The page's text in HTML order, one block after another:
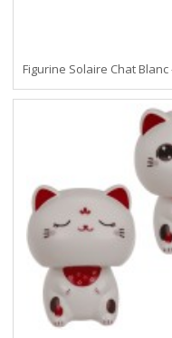
Figurine Solaire Chat